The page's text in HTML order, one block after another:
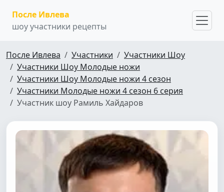
После Ивлева
шоу участники рецепты
После Ивлева Участники
Участники Шоу
Участники Шоу Молодые ножи
Участники Шоу Молодые ножи 4 сезон
Участники Молодые ножи 4 сезон 6 серия
Участник шоу Рамиль Хайдаров